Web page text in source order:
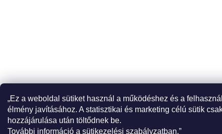
„Ez a weboldal sütiket használ a működéshez és a
élmény javításához. A statisztikai és marketing célú sütik
hozzájárulása után töltődnek be.
További információ a sütikezelési szabályzatban.”